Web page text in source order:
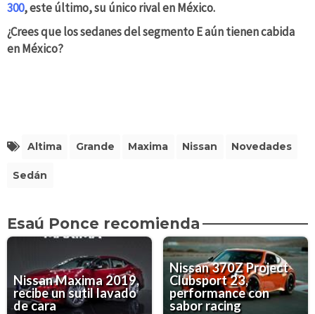
300, este último, su único rival en México.
¿Crees que los sedanes del segmento E aún tienen cabida
en México?
Altima Grande Maxima Nissan Novedades
Sedán
Esaú Ponce recomienda
Nissan Maxima 2019,
recibe un sutil lavado
de cara
Nissan 370Z Project
Clubsport 23,
performance con
sabor racing